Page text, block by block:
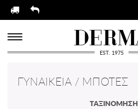
EST. 1975
ΓΥΝΑΙΚΕΊΑ / ΜΠΌΤΕΣ
ΤΑΞΙΝΟΜΗΣΗ